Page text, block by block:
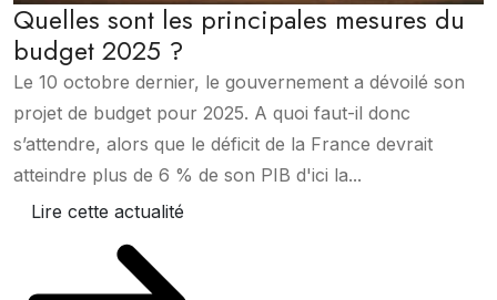
Quelles sont les principales mesures du
budget 2025 ?
Le 10 octobre dernier, le gouvernement a dévoilé son
projet de budget pour 2025. A quoi faut-il donc
s’attendre, alors que le déficit de la France devrait
atteindre plus de 6 % de son PIB d'ici la...
Lire cette actualité